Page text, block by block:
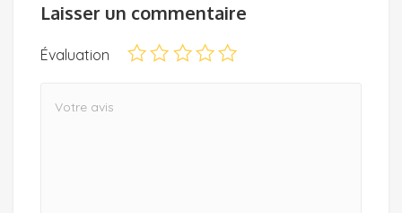
Laisser un commentaire
Évaluation